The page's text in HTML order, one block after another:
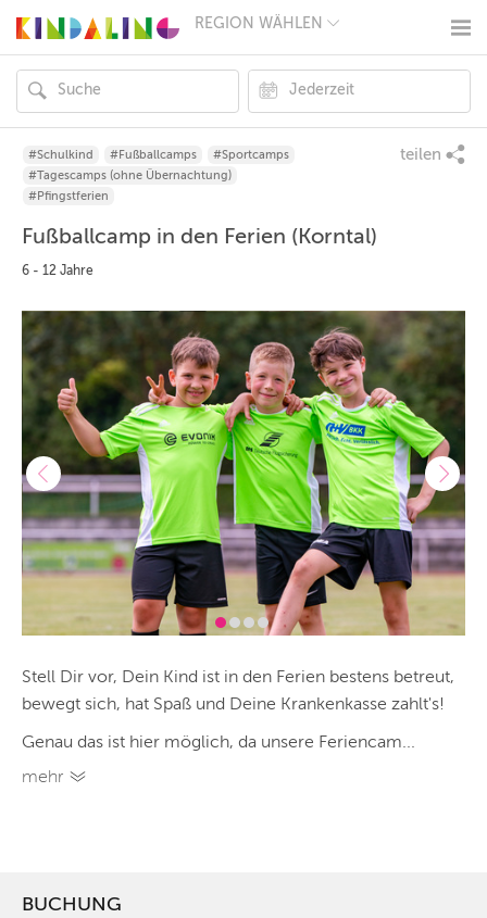
REGION WÄHLEN
MÜNCHEN
HAMBURG
FRANKFURT
KÖLN
DÜSSELDORF
STUTTGART
LEIPZIG
ZÜRICH
ANDERE
REGIONEN
#Schulkind #Fußballcamps
#Sportcamps
#Tagescamps (ohne Übernachtung)
#Pfingstferien
teilen
Fußballcamp in den Ferien (Korntal)
6 - 12 Jahre
Stell Dir vor, Dein Kind ist in den Ferien bestens betreut,
bewegt sich, hat Spaß und Deine Krankenkasse zahlt's!
Genau das ist hier möglich, da unsere Feriencam...
mehr
BUCHUNG